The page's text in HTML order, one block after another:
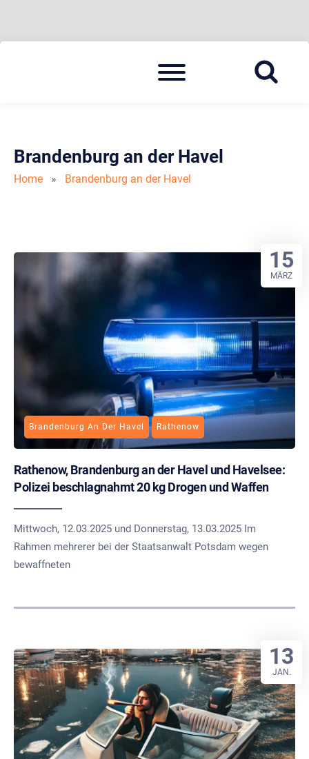
Menu
Brandenburg an der Havel
Home » Brandenburg an der Havel
Brandenburg An Der Havel Rathenow
Rathenow, Brandenburg an der Havel und Havelsee:
Polizei beschlagnahmt 20 kg Drogen und Waffen
Mittwoch, 12.03.2025 und Donnerstag, 13.03.2025 Im
Rahmen mehrerer bei der Staatsanwalt Potsdam wegen
bewaffneten
15
MÄRZ
13
JAN.